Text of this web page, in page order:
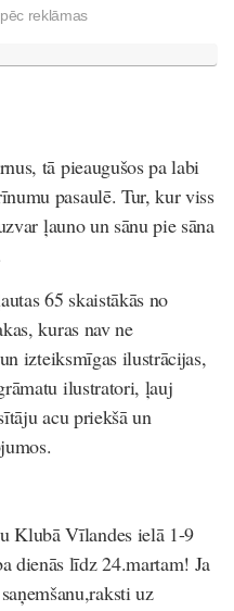
reklāmas
tā pieaugušos pa labi
pasaulē. Tur, kur viss
ļauno un sānu pie sāna
65 skaistākās no
kuras nav ne
izteiksmīgas ilustrācijas,
ilustratori, ļauj
acu priekšā un
Klubā Vīlandes ielā 1-9
dienās līdz 24.martam! Ja
uz